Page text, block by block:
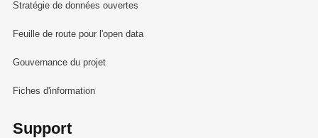
Stratégie de données ouvertes
Feuille de route pour l'open data
Gouvernance du projet
Fiches d'information
Support